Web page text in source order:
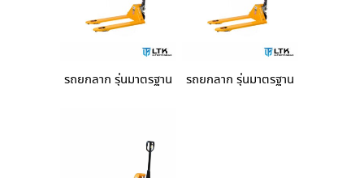
รถยกลาก รุ่นมาตรฐาน รถยกลาก รุ่นมาตรฐาน